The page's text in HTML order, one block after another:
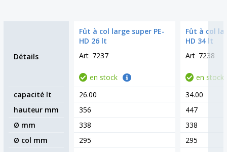
Détails
capacité lt
hauteur mm
Ø mm
Ø col mm
Fût à col large super PE-
HD 26 lt
Art 7237
en stock
26.00
356
338
295
Fût à col
HD 34 lt
Art 7238
en stock
34.00
447
338
295